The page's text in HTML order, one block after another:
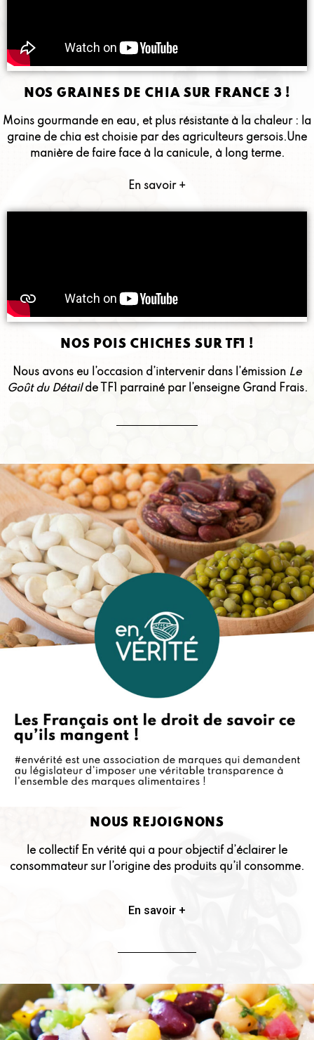
NOS GRAINES DE CHIA SUR FRANCE 3 !
Moins gourmande en eau, et plus résistante à la chaleur : la
graine de chia est choisie par des agriculteurs gersois.Une
manière de faire face à la canicule, à long terme.
En savoir +
NOS POIS CHICHES SUR TF1 !
Nous avons eu l’occasion d’intervenir dans l’émission Le
Goût du Détailde TF1 parrainé par l’enseigne Grand Frais.
NOUS REJOIGNONS
le collectif En vérité qui a pour objectif d’éclairer le
consommateur sur l’origine des produits qu’il consomme.
En savoir +